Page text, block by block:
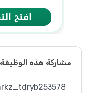
مشاركة هذه الوظيفة